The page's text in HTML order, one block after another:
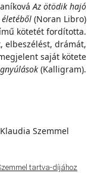
Az ötödik hajó
életéből (Noran Libro)
kötetét fordította.
elbeszélést, drámát,
saját kötete
(Kalligram).
tartva-díjához